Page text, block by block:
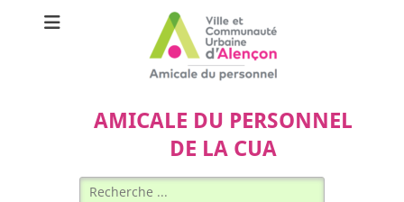
AMICALE DU PERSONNEL
DE LA CUA
Rechercher :